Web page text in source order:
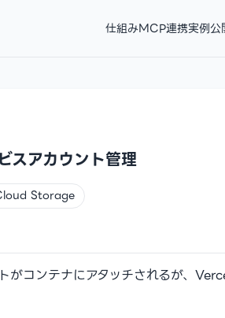
仕組みMCP連携実例公
アカウント管理
Storage
コンテナにアタッチされるが、